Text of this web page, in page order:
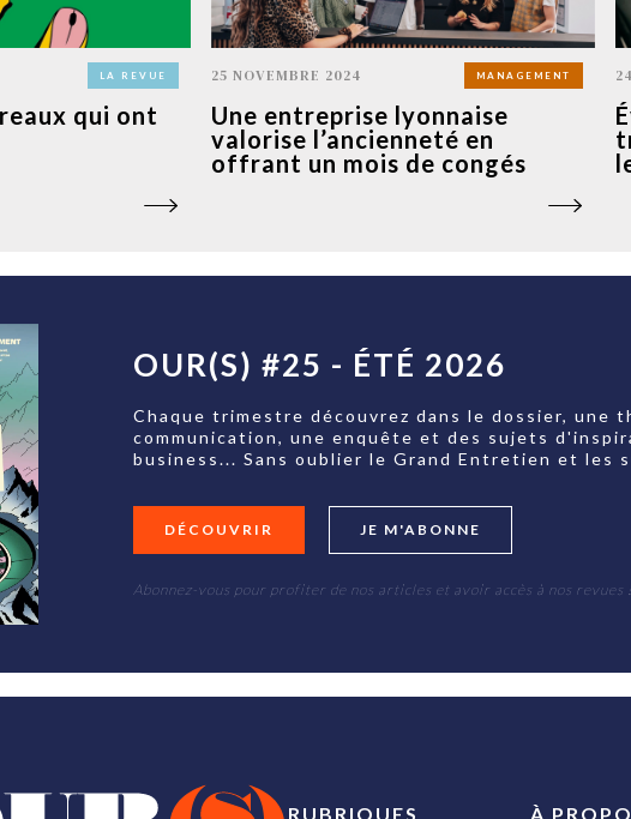
LA REVUE
qui ont
25 NOVEMBRE 2024 MANAGEMENT
Une entreprise lyonnaise
valorise l’ancienneté en
offrant un mois de congés
OUR(S) #25 - ÉTÉ 2026
Chaque trimestre découvrez dans le dossier, une
communication, une enquête et des sujets
business... Sans oublier le Grand Entretien et les
DÉCOUVRIR JE M'ABONNE
Abonnez-vous pour profiter de nos articles et avoir accès à nos revues !
RUBRIQUES À